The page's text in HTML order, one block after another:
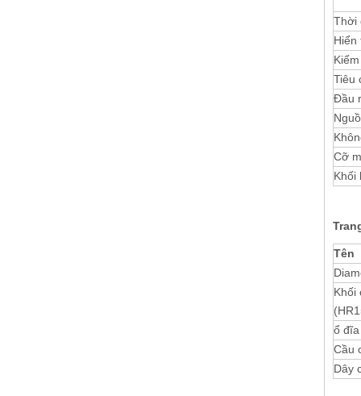
Thời
Hiển
Tiêu
Đầu
Cỡ
Khối
Tên
Khối
ổ đĩa
Cầu
Dây